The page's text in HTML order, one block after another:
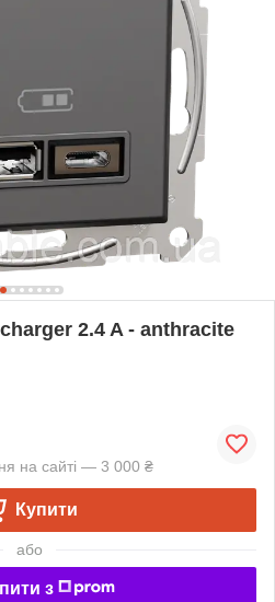
2.4 A - anthracite
на сайті — 3 000 ₴
Купити
або
з